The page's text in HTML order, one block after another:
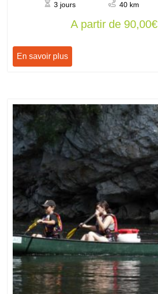
3 jours 40 km
A partir de 90,00€
En savoir plus